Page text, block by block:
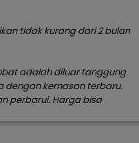
tidak kurang dari 2 bulan
adalah diluar tanggung
dengan kemasan terbaru.
perbarui. Harga bisa